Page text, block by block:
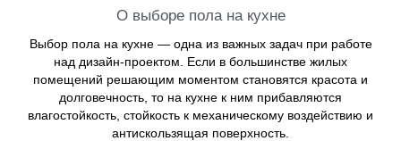
О выборе пола на кухне
Выбор пола на кухне — одна из важных задач при работе
над дизайн-проектом. Если в большинстве жилых
помещений решающим моментом становятся красота и
долговечность, то на кухне к ним прибавляются
влагостойкость, стойкость к механическому воздействию и
антискользящая поверхность.